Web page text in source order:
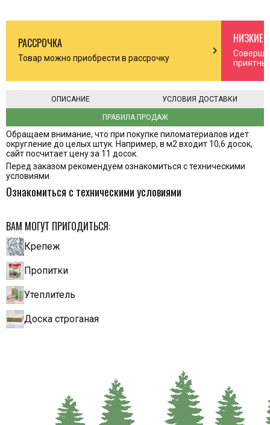
РАССРОЧКА
Товар можно приобрести в рассрочку chevron_right
НИЗКИЕ
ПРАВИЛА ПРОДАЖ
ОПИСАНИЕ УСЛОВИЯ ДОСТАВКИ
Обращаем внимание, что при покупке пиломатериалов идет
округление до целых штук. Например, в м2 входит 10,6 досок,
сайт посчитает цену за 11 досок.
Перед заказом рекомендуем ознакомиться с техническими
условиями.
Ознакомиться с техническими условиями
ВАМ МОГУТ ПРИГОДИТЬСЯ:
Крепеж
Пропитки
Утеплитель
Доска строганая